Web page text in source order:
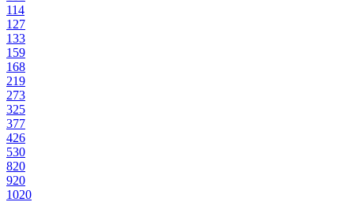
114
127
133
159
168
219
273
325
377
426
530
820
920
1020